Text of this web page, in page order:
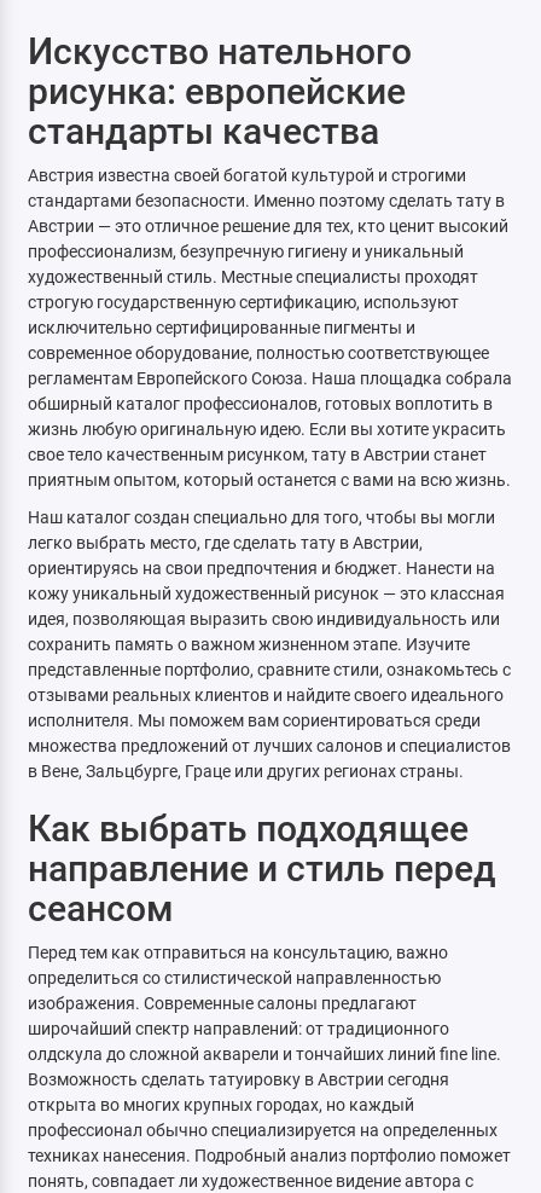
Искусство нательного
рисунка: европейские
стандарты качества
Австрия известна своей богатой культурой и строгими
стандартами безопасности. Именно поэтому сделать тату в
Австрии — это отличное решение для тех, кто ценит высокий
профессионализм, безупречную гигиену и уникальный
художественный стиль. Местные специалисты проходят
строгую государственную сертификацию, используют
исключительно сертифицированные пигменты и
современное оборудование, полностью соответствующее
регламентам Европейского Союза. Наша площадка собрала
обширный каталог профессионалов, готовых воплотить в
жизнь любую оригинальную идею. Если вы хотите украсить
свое тело качественным рисунком, тату в Австрии станет
приятным опытом, который останется с вами на всю жизнь.
Наш каталог создан специально для того, чтобы вы могли
легко выбрать место, где сделать тату в Австрии,
ориентируясь на свои предпочтения и бюджет. Нанести на
кожу уникальный художественный рисунок — это классная
идея, позволяющая выразить свою индивидуальность или
сохранить память о важном жизненном этапе. Изучите
представленные портфолио, сравните стили, ознакомьтесь с
отзывами реальных клиентов и найдите своего идеального
исполнителя. Мы поможем вам сориентироваться среди
множества предложений от лучших салонов и специалистов
в Вене, Зальцбурге, Граце или других регионах страны.
Как выбрать подходящее
направление и стиль перед
сеансом
Перед тем как отправиться на консультацию, важно
определиться со стилистической направленностью
изображения. Современные салоны предлагают
широчайший спектр направлений: от традиционного
олдскула до сложной акварели и тончайших линий fine line.
Возможность сделать татуировку в Австрии сегодня
открыта во многих крупных городах, но каждый
профессионал обычно специализируется на определенных
техниках нанесения. Подробный анализ портфолио поможет
понять, совпадает ли художественное видение автора с